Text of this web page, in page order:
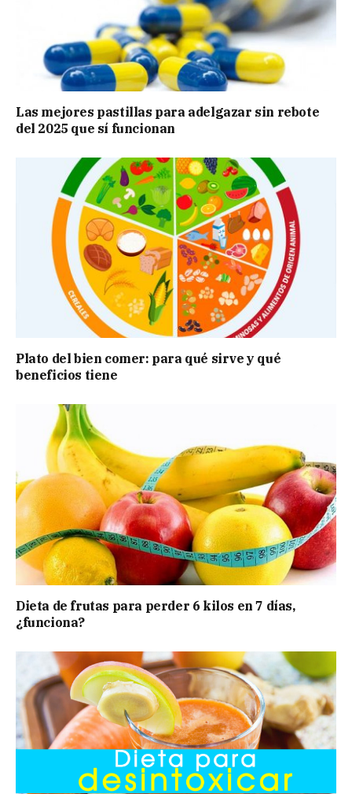
Las mejores pastillas para adelgazar sin rebote
del 2025 que sí funcionan
Plato del bien comer: para qué sirve y qué
beneficios tiene
Dieta de frutas para perder 6 kilos en 7 días,
¿funciona?